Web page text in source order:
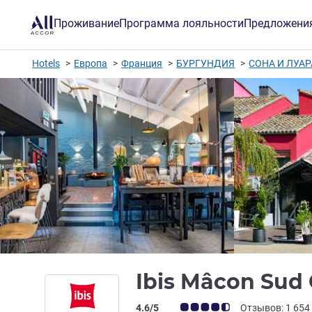
ПроживаниеПрограмма лояльности
Hotels Европа Франция БУРГУНДИЯ СОНА И
Ibis Mâcon Sud
Примечание: отзывы клиентов
4.6/5 Отзывов: 1 654